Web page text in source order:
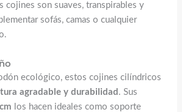
cojines son suaves, transpirables y
sofás, camas o cualquier
ecológico, estos cojines cilíndricos
agradable y durabilidad . Sus
los hacen ideales como soporte